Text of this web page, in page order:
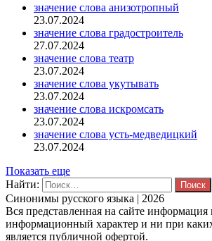
значение слова анизотропный
23.07.2024
значение слова градостроитель
27.07.2024
значение слова театр
23.07.2024
значение слова укутывать
23.07.2024
значение слова искромсать
23.07.2024
значение слова усть-медведицкий
23.07.2024
Показать еще
Найти:
Синонимы русского языка | 2026
Вся представленная на сайте информация
информационный характер и ни при
является публичной офертой.